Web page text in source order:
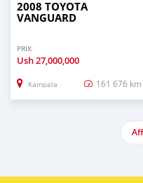
2008 TOYOTA
VANGUARD
PRIX
Ush27,000,000
Kampala 161 676 km